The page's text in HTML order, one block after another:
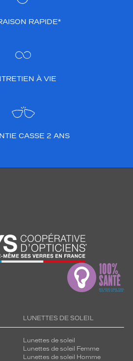
RAPIDE*
À VIE
CASSE 2 ANS
LUNETTES DE SOLEIL
Lunettes de soleil
Lunettes de soleil Femme
Lunettes de soleil Homme